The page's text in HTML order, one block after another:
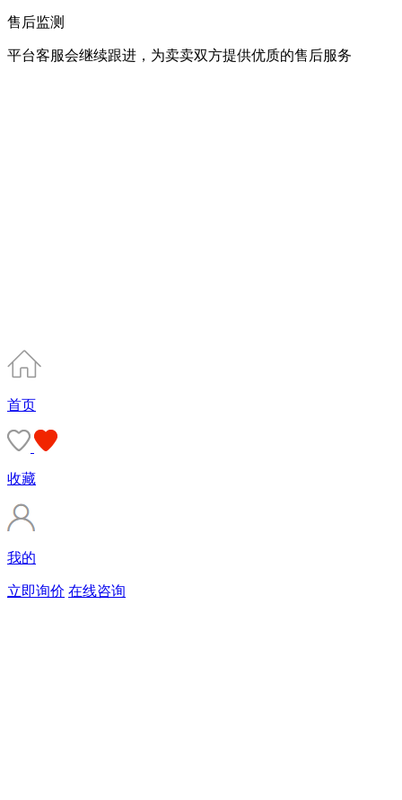
售后监测
平台客服会继续跟进，为卖卖双方提供优质的售后服务
首页
收藏
我的
立即询价 在线咨询